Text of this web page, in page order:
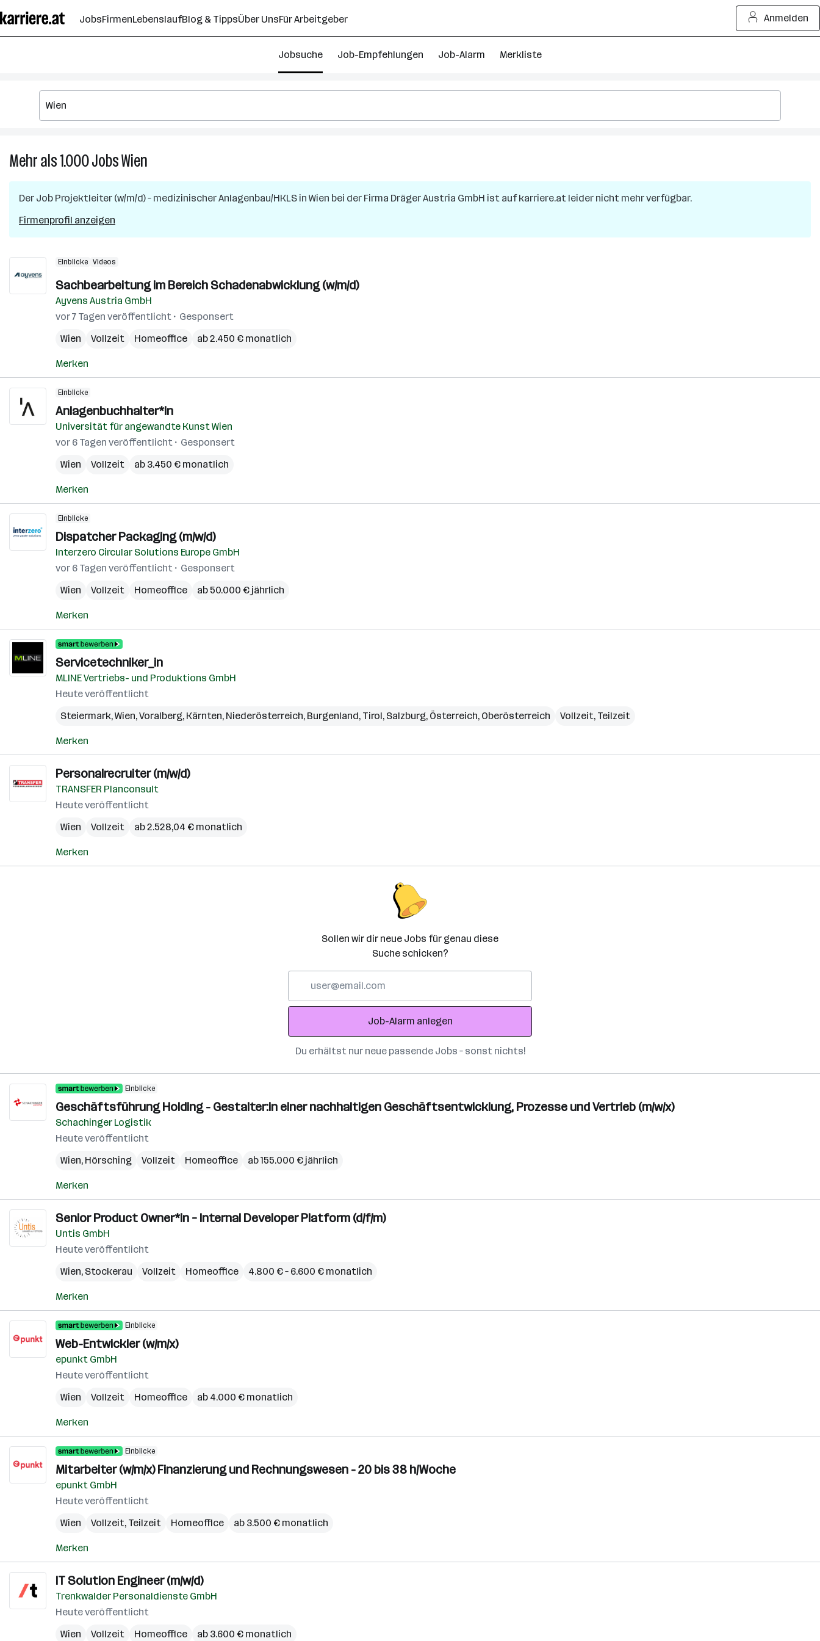
Seiteninhalt
springen
JobsFirmenLebenslaufBlog & TippsÜber UnsFür Arbeitgeber Anmelden
Jobsuche Job-Empfehlungen Job-Alarm Merkliste
Mehr als 1.000JobsWien
Jobs
Der Job Projektleiter (w/m/d) – medizinischer Anlagenbau/HKLS in Wien bei der Firma Dräger Austria GmbH ist auf karriere.at leider nicht mehr verfügbar.
Firmenprofil anzeigen
Einblicke Videos
Sachbearbeitung im Bereich Schadenabwicklung (w/m/d)
Ayvens Austria GmbH
vor 7 Tagen veröffentlicht
Gesponsert
Wien
Vollzeit Homeoffice ab 2.450 € monatlich
Merken
Einblicke
Anlagenbuchhalter*in
Universität für angewandte Kunst Wien
vor 6 Tagen veröffentlicht
Gesponsert
Wien
Vollzeit ab 3.450 € monatlich
Merken
Einblicke
Dispatcher Packaging (m/w/d)
Interzero Circular Solutions Europe GmbH
vor 6 Tagen veröffentlicht
Gesponsert
Wien
Vollzeit Homeoffice ab 50.000 € jährlich
Merken
Servicetechniker_in
MLINE Vertriebs- und Produktions GmbH
Heute veröffentlicht
Steiermark,Wien,Voralberg, Kärnten, Niederösterreich, Burgenland, Tirol, Salzburg, Österreich, Oberösterreich Vollzeit, Teilzeit
Merken
Personalrecruiter (m/w/d)
TRANSFER Planconsult
Heute veröffentlicht
Wien
Vollzeit ab 2.528,04 € monatlich
Merken
Sollen wir dir neue Jobs für genau diese
Suche schicken?
Adresse
Job-Alarm anlegen
Du erhältst nur neue passende Jobs – sonst nichts!
Einblicke
Geschäftsführung Holding - Gestalter:in einer nachhaltigen Geschäftsentwicklung, Prozesse und Vertrieb (m/w/x)
Schachinger Logistik
Heute veröffentlicht
Wien, Hörsching Vollzeit Homeoffice ab 155.000 € jährlich
Merken
Senior Product Owner*in – Internal Developer Platform (d/f/m)
Untis GmbH
Heute veröffentlicht
Wien, Stockerau Vollzeit Homeoffice 4.800 € – 6.600 € monatlich
Merken
Einblicke
Web-Entwickler (w/m/x)
epunkt GmbH
Heute veröffentlicht
Wien
Vollzeit Homeoffice ab 4.000 € monatlich
Merken
Einblicke
Mitarbeiter (w/m/x) Finanzierung und Rechnungswesen - 20 bis 38 h/Woche
epunkt GmbH
Heute veröffentlicht
Wien
Vollzeit, Teilzeit Homeoffice ab 3.500 € monatlich
Merken
IT Solution Engineer (m/w/d)
Trenkwalder Personaldienste GmbH
Heute veröffentlicht
Wien
Vollzeit Homeoffice ab 3.600 € monatlich